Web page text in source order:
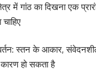
में गांठ का दिखना एक
स्तन के आकार,
कारण हो सकता है